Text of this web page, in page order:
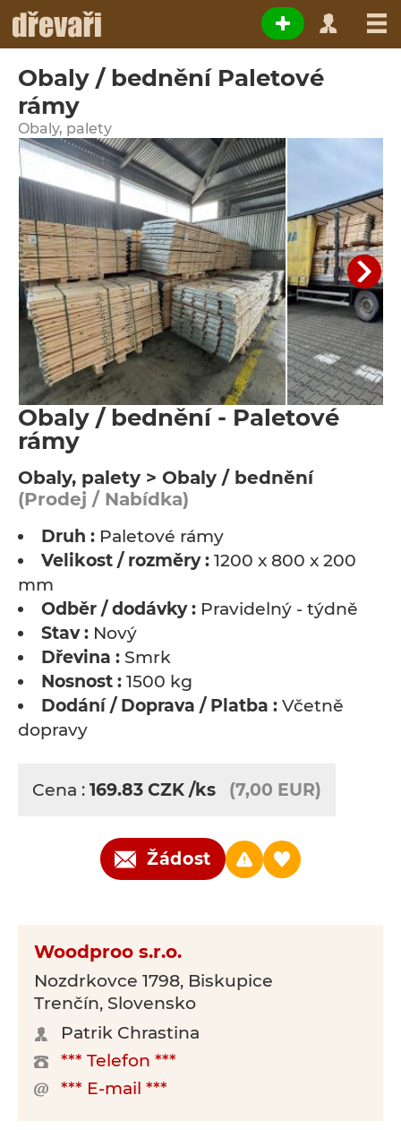
Obaly / bednění Paletové
rámy
Obaly, palety
Obaly / bednění - Paletové
rámy
Obaly, palety > Obaly / bednění
(Prodej / Nabídka)
Druh : Paletové rámy
Velikost / rozměry : 1200 x 800 x 200
mm
Odběr / dodávky : Pravidelný - týdně
Stav : Nový
Dřevina : Smrk
Nosnost : 1500 kg
Dodání / Doprava / Platba : Včetně
dopravy
Cena : 169.83 CZK /ks (7,00 EUR)
Žádost
Woodproo s.r.o.
Nozdrkovce 1798, Biskupice
Trenčín, Slovensko
Patrik Chrastina
*** Telefon ***
*** E-mail ***